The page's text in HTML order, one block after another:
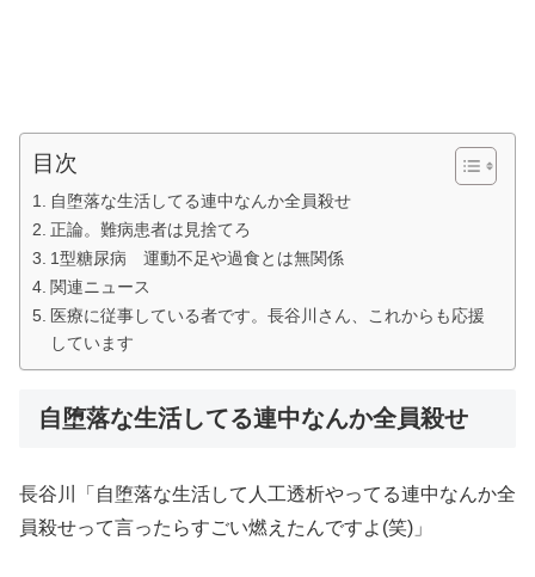
目次
自堕落な生活してる連中なんか全員殺せ
正論。難病患者は見捨てろ
1型糖尿病 運動不足や過食とは無関係
関連ニュース
医療に従事している者です。長谷川さん、これからも応援
しています
自堕落な生活してる連中なんか全員殺せ
長谷川「自堕落な生活して人工透析やってる連中なんか全
員殺せって言ったらすごい燃えたんですよ(笑)」